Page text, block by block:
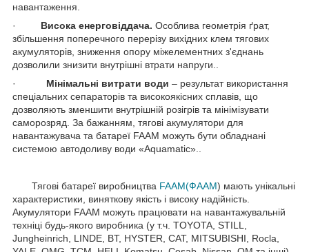
навантаження.
· Висока енерговіддача. Особлива геометрія ґрат,
збільшення поперечного перерізу вихідних клем тягових
акумуляторів, зниження опору міжелементних з'єднань
дозволили знизити внутрішні втрати напруги..
· Мінімальні витрати води – результат використання
спеціальних сепараторів та високоякісних сплавів, що
дозволяють зменшити внутрішній розігрів та мінімізувати
саморозряд. За бажанням, тягові акумулятори для
навантажувача та батареї FAAM можуть бути обладнані
системою автодоливу води «Aquamatic»..
Тягові батареї виробництва FAAM(ФААМ) мають унікальні
характеристики, виняткову якість і високу надійність.
Акумулятори FAAM можуть працювати на навантажувальній
техніці будь-якого виробника (у т.ч. TOYOTA, STILL,
Jungheinrich, LINDE, BT, HYSTER, CAT, MITSUBISHI, Rocla,